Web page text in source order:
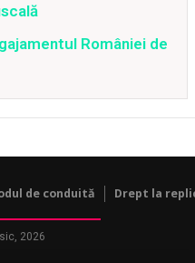
României de
de conduită Drept la
2026